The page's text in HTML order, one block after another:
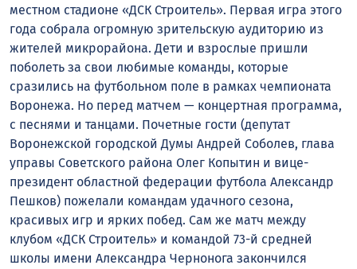
местном стадионе «ДСК Строитель». Первая игра этого
года собрала огромную зрительскую аудиторию из
жителей микрорайона. Дети и взрослые пришли
поболеть за свои любимые команды, которые
сразились на футбольном поле в рамках чемпионата
Воронежа. Но перед матчем — концертная программа,
с песнями и танцами. Почетные гости (депутат
Воронежской городской Думы Андрей Соболев, глава
управы Советского района Олег Копытин и вице-
президент областной федерации футбола Александр
Пешков) пожелали командам удачного сезона,
красивых игр и ярких побед. Сам же матч между
клубом «ДСК Строитель» и командой 73-й средней
школы имени Александра Чернонога закончился